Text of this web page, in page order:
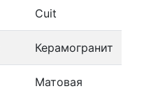
Cuit
Керамогранит
Матовая